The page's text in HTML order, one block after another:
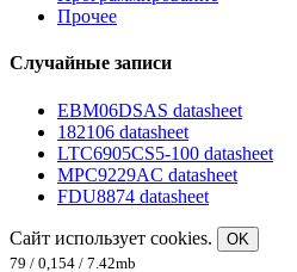
Прочее
Случайные записи
EBM06DSAS datasheet
182106 datasheet
LTC6905CS5-100 datasheet
MPC9229AC datasheet
FDU8874 datasheet
Сайт использует cookies.
OK
79 / 0,154 / 7.42mb